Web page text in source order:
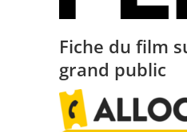
Fiche du film
grand public